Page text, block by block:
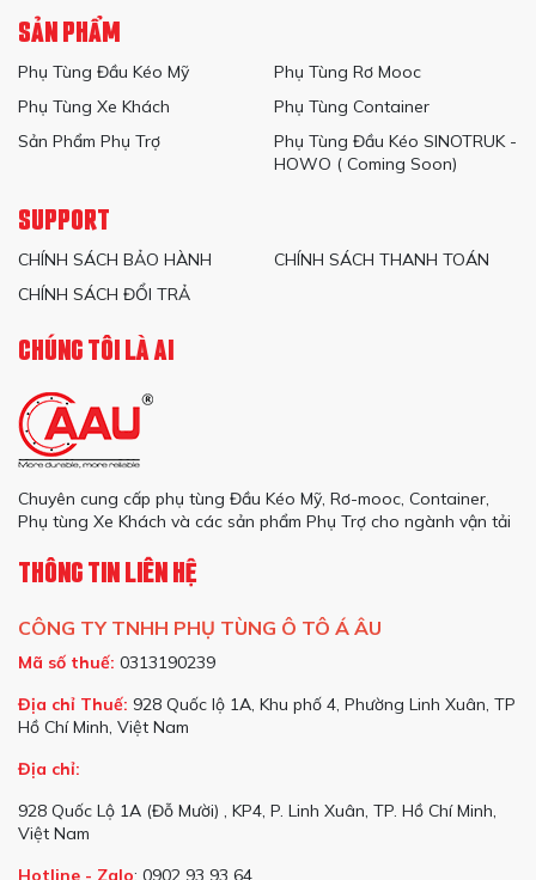
SẢN PHẨM
Phụ Tùng Đầu Kéo Mỹ
Phụ Tùng Rơ Mooc
Phụ Tùng Xe Khách
Phụ Tùng Container
Sản Phẩm Phụ Trợ
Phụ Tùng Đầu Kéo SINOTRUK -
HOWO ( Coming Soon)
SUPPORT
CHÍNH SÁCH BẢO HÀNH
CHÍNH SÁCH THANH TOÁN
CHÍNH SÁCH ĐỔI TRẢ
CHÚNG TÔI LÀ AI
Chuyên cung cấp phụ tùng Đầu Kéo Mỹ, Rơ-mooc, Container,
Phụ tùng Xe Khách và các sản phẩm Phụ Trợ cho ngành vận tải
THÔNG TIN LIÊN HỆ
CÔNG TY TNHH PHỤ TÙNG Ô TÔ Á ÂU
Mã số thuế: 0313190239
Địa chỉ Thuế: 928 Quốc lộ 1A, Khu phố 4, Phường Linh Xuân, TP
Hồ Chí Minh, Việt Nam
Địa chỉ:
928 Quốc Lộ 1A (Đỗ Mười) , KP4, P. Linh Xuân, TP. Hồ Chí Minh,
Việt Nam
Hotline - Zalo: 0902 93 93 64